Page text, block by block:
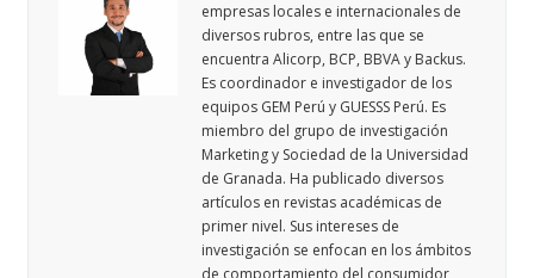
empresas locales e internacionales de
diversos rubros, entre las que se
encuentra Alicorp, BCP, BBVA y Backus.
Es coordinador e investigador de los
equipos GEM Perú y GUESSS Perú. Es
miembro del grupo de investigación
Marketing y Sociedad de la Universidad
de Granada. Ha publicado diversos
artículos en revistas académicas de
primer nivel. Sus intereses de
investigación se enfocan en los ámbitos